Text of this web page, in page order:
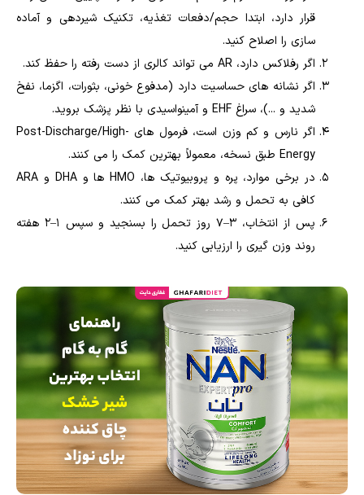
قرار دارد، ابتدا حجم/دفعات تغذیه، تکنیک شیردهی و آماده
سازی را اصلاح کنید.
اگر رفلاکس دارد، AR می تواند کالری از دست رفته را حفظ کند.
اگر نشانه های حساسیت دارد (مدفوع خونی، بثورات، اگزما، نفخ
شدید و ...)، سراغ EHF و آمینواسیدی با نظر پزشک بروید.
اگر نارس و کم وزن است، فرمول های Post-Discharge/High-
Energy طبق نسخه، معمولاً بهترین کمک را می کنند.
در برخی موارد، پره و پروبیوتیک ها، HMO ها و DHA و ARA
کافی به تحمل و رشد بهتر کمک می کنند.
پس از انتخاب، ۳–۷ روز تحمل را بسنجید و سپس ۱–۲ هفته
روند وزن گیری را ارزیابی کنید.